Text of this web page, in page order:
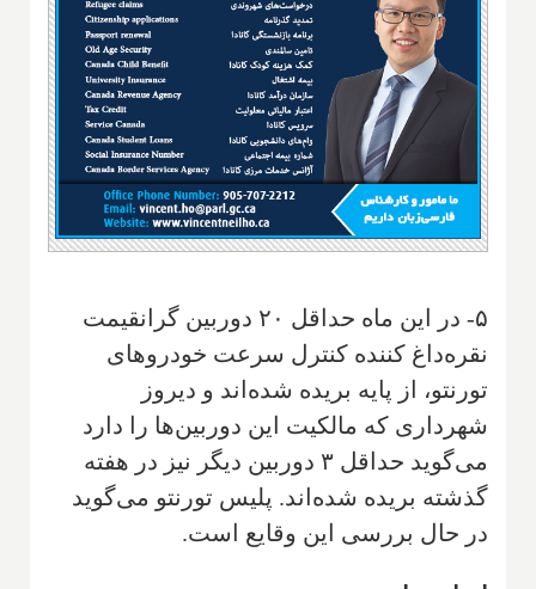
۵- در این ماه حداقل ۲۰ دوربین گرانقیمت
نقره‌داغ کننده کنترل سرعت خودروهای
تورنتو، از پایه بریده شده‌اند و دیروز
شهرداری که مالکیت این دوربین‌ها را دارد
می‌گوید حداقل ۳ دوربین دیگر نیز در هفته
گذشته بریده شده‌اند. پلیس تورنتو می‌گوید
در حال بررسی این وقایع است.